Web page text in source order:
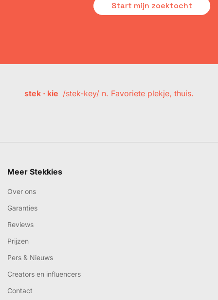
Start mijn zoektocht
stek · kie /stek-key/ n. Favoriete plekje, thuis.
Meer Stekkies
Over ons
Garanties
Reviews
Prijzen
Pers & Nieuws
Creators en influencers
Contact